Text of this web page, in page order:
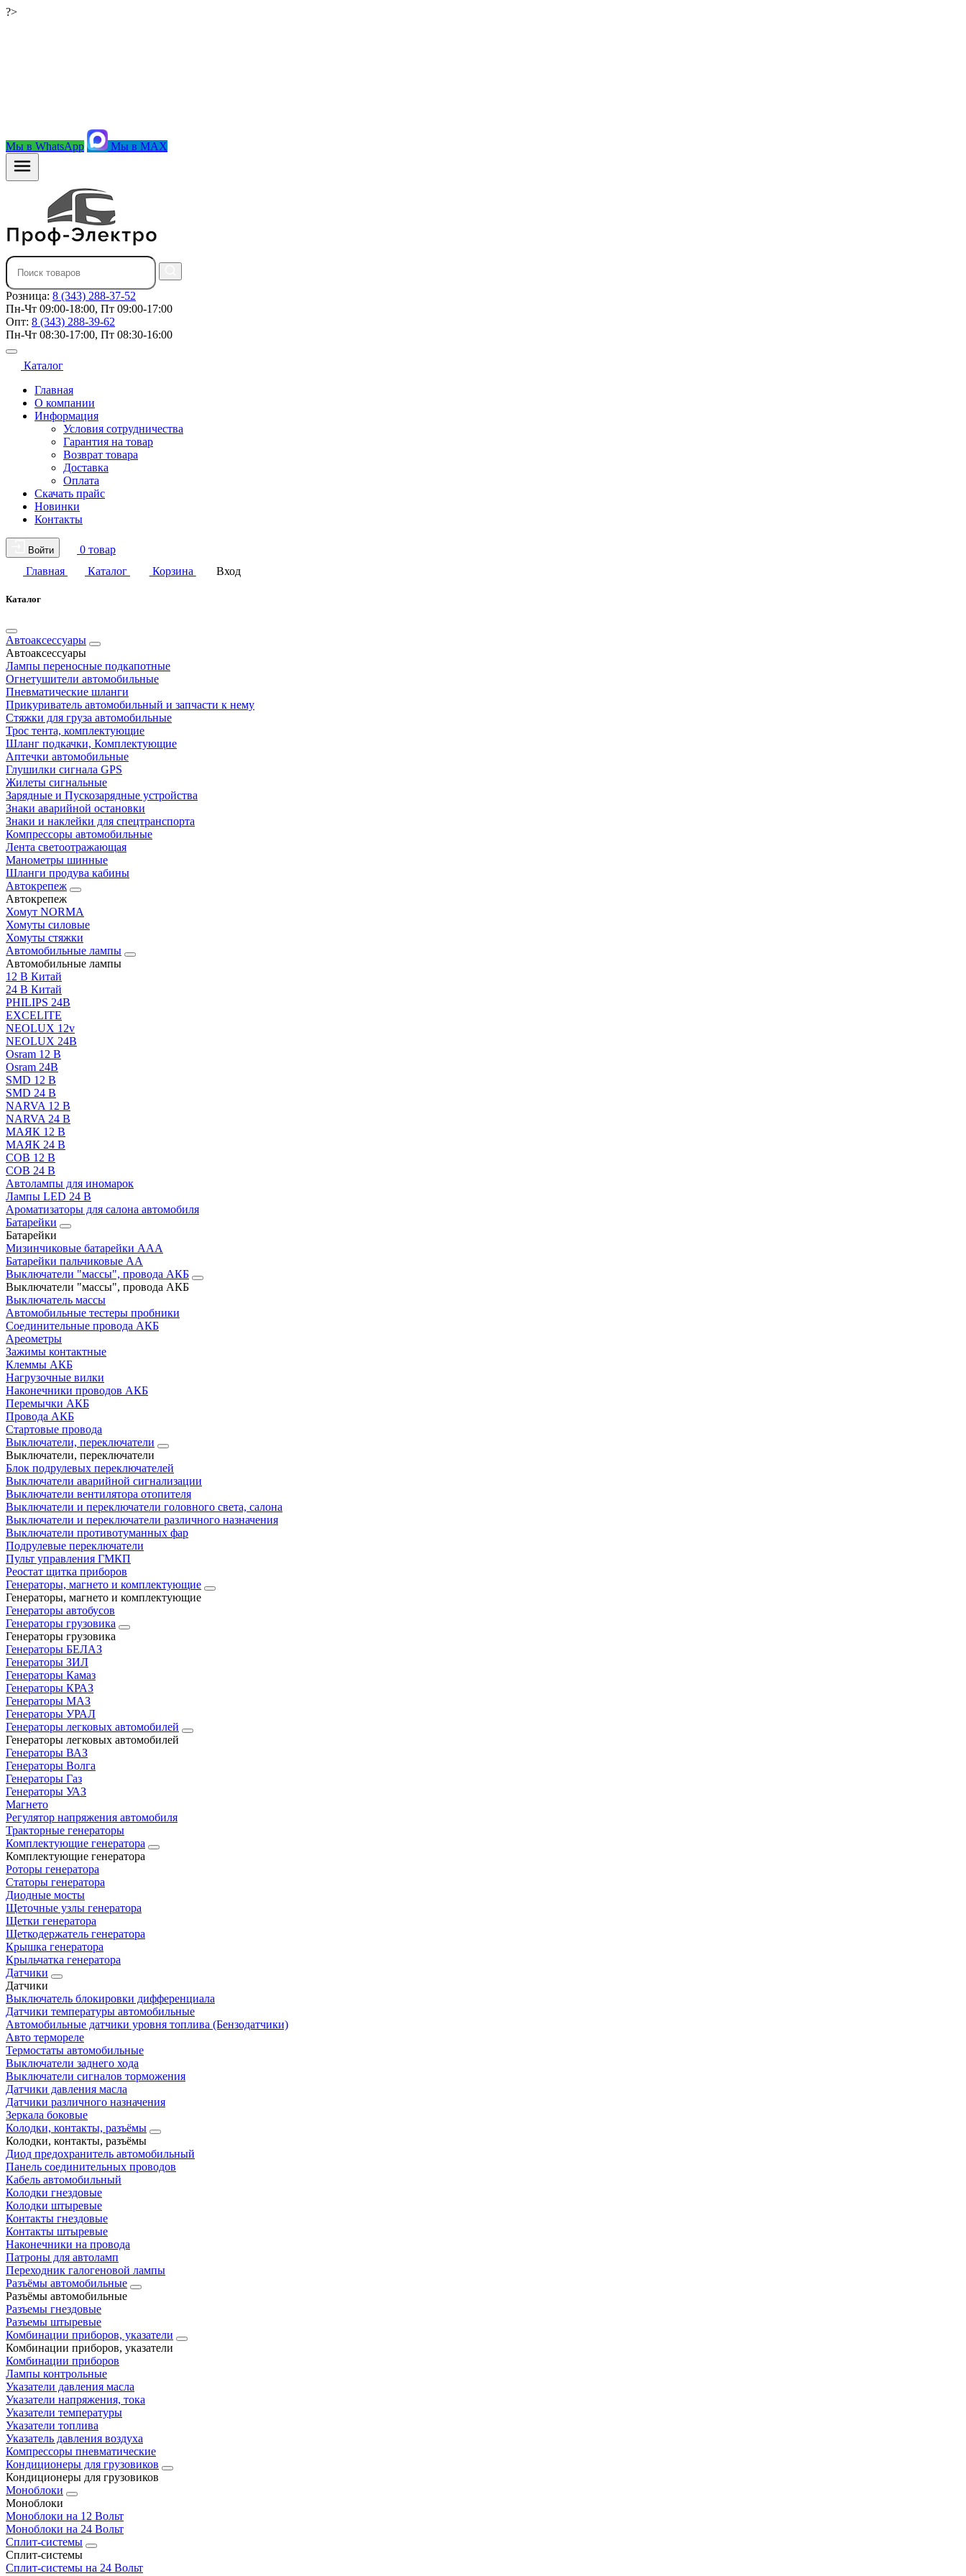
?>
Мы в WhatsApp Мы в MAX
Розница: 8 (343) 288-37-52
Пн-Чт 09:00-18:00, Пт 09:00-17:00
Опт: 8 (343) 288-39-62
Пн-Чт 08:30-17:00, Пт 08:30-16:00
Каталог
Главная
О компании
Информация
Условия сотрудничества
Гарантия на товар
Возврат товара
Доставка
Оплата
Скачать прайс
Новинки
Контакты
Войти
0 товар
Главная
Каталог Корзина Вход
Каталог
Автоаксессуары
Автоаксессуары
Лампы переносные подкапотные
Огнетушители автомобильные
Пневматические шланги
Прикуриватель автомобильный и запчасти к нему
Стяжки для груза автомобильные
Трос тента, комплектующие
Шланг подкачки, Комплектующие
Аптечки автомобильные
Глушилки сигнала GPS
Жилеты сигнальные
Зарядные и Пускозарядные устройства
Знаки аварийной остановки
Знаки и наклейки для спецтранспорта
Компрессоры автомобильные
Лента светоотражающая
Манометры шинные
Шланги продува кабины
Автокрепеж
Автокрепеж
Хомут NORMA
Хомуты силовые
Хомуты стяжки
Автомобильные лампы
Автомобильные лампы
12 В Китай
24 В Китай
PHILIPS 24В
EXCELITE
NEOLUX 12v
NEOLUX 24В
Osram 12 В
Osram 24В
SMD 12 В
SMD 24 В
NARVA 12 В
NARVA 24 В
МАЯК 12 В
МАЯК 24 В
COB 12 В
COB 24 В
Автолампы для иномарок
Лампы LED 24 B
Ароматизаторы для салона автомобиля
Батарейки
Батарейки
Мизинчиковые батарейки AAA
Батарейки пальчиковые АА
Выключатели "массы", провода АКБ
Выключатели "массы", провода АКБ
Выключатель массы
Автомобильные тестеры пробники
Соединительные провода АКБ
Ареометры
Зажимы контактные
Клеммы АКБ
Нагрузочные вилки
Наконечники проводов АКБ
Перемычки АКБ
Провода АКБ
Стартовые провода
Выключатели, переключатели
Выключатели, переключатели
Блок подрулевых переключателей
Выключатели аварийной сигнализации
Выключатели вентилятора отопителя
Выключатели и переключатели головного света, салона
Выключатели и переключатели различного назначения
Выключатели противотуманных фар
Подрулевые переключатели
Пульт управления ГМКП
Реостат щитка приборов
Генераторы, магнето и комплектующие
Генераторы, магнето и комплектующие
Генераторы автобусов
Генераторы грузовика
Генераторы грузовика
Генераторы БЕЛАЗ
Генераторы ЗИЛ
Генераторы Камаз
Генераторы КРАЗ
Генераторы МАЗ
Генераторы УРАЛ
Генераторы легковых автомобилей
Генераторы легковых автомобилей
Генераторы ВАЗ
Генераторы Волга
Генераторы Газ
Генераторы УАЗ
Магнето
Регулятор напряжения автомобиля
Тракторные генераторы
Комплектующие генератора
Комплектующие генератора
Роторы генератора
Статоры генератора
Диодные мосты
Щеточные узлы генератора
Щетки генератора
Щеткодержатель генератора
Крышка генератора
Крыльчатка генератора
Датчики
Датчики
Выключатель блокировки дифференциала
Датчики температуры автомобильные
Автомобильные датчики уровня топлива (Бензодатчики)
Авто термореле
Термостаты автомобильные
Выключатели заднего хода
Выключатели сигналов торможения
Датчики давления масла
Датчики различного назначения
Зеркала боковые
Колодки, контакты, разъёмы
Колодки, контакты, разъёмы
Диод предохранитель автомобильный
Панель соединительных проводов
Кабель автомобильный
Колодки гнездовые
Колодки штыревые
Контакты гнездовые
Контакты штыревые
Наконечники на провода
Патроны для автоламп
Переходник галогеновой лампы
Разъёмы автомобильные
Разъёмы автомобильные
Разъемы гнездовые
Разъемы штыревые
Комбинации приборов, указатели
Комбинации приборов, указатели
Комбинации приборов
Лампы контрольные
Указатели давления масла
Указатели напряжения, тока
Указатели температуры
Указатели топлива
Указатель давления воздуха
Компрессоры пневматические
Кондиционеры для грузовиков
Кондиционеры для грузовиков
Моноблоки
Моноблоки
Моноблоки на 12 Вольт
Моноблоки на 24 Вольт
Сплит-системы
Сплит-системы
Сплит‑системы на 24 Вольт